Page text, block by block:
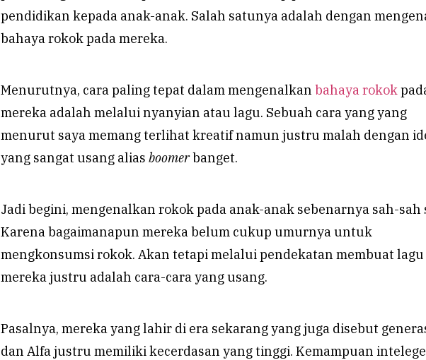
pendidikan kepada anak-anak. Salah satunya adalah dengan
bahaya rokok pada mereka.
Menurutnya, cara paling tepat dalam mengenalkan bahaya rokok
mereka adalah melalui nyanyian atau lagu. Sebuah cara yang yang
menurut saya memang terlihat kreatif namun justru malah dengan
yang sangat usang alias boomerbanget.
Jadi begini, mengenalkan rokok pada anak-anak sebenarnya sah-sah
Karena bagaimanapun mereka belum cukup umurnya untuk
mengkonsumsi rokok. Akan tetapi melalui pendekatan membuat lagu
mereka justru adalah cara-cara yang usang.
Pasalnya, mereka yang lahir di era sekarang yang juga disebut
dan Alfa justru memiliki kecerdasan yang tinggi. Kemampuan